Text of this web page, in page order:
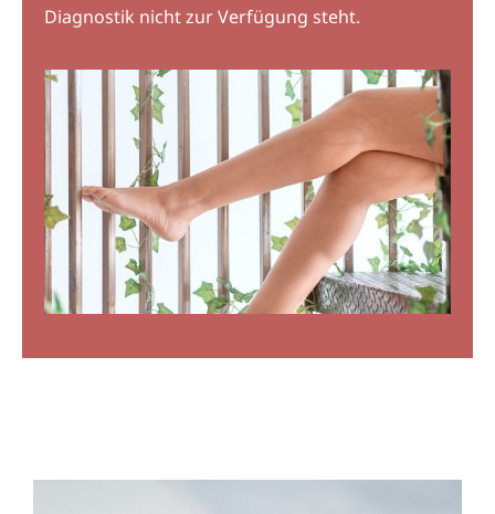
Diagnostik nicht zur Verfügung steht.